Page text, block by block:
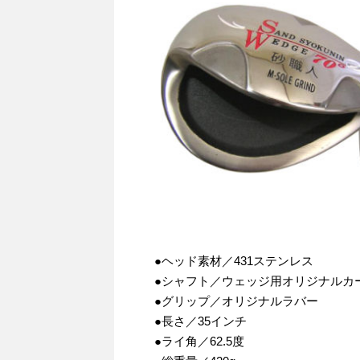
●ヘッド素材／431ステンレス
●シャフト／ウェッジ用オリジナルカ
●グリップ／オリジナルラバー
●長さ／35インチ
●ライ角／62.5度